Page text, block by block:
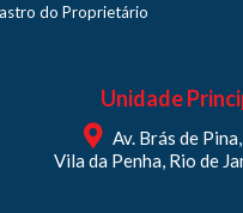
do Proprietário
Unidade
Av. Brás de
Vila da Penha, Rio de